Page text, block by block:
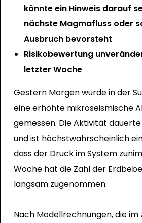
könnte ein Hinweis darauf
nächste Magmafluss oder
Ausbruch bevorsteht
Risikobewertung
letzter Woche
Gestern Morgen wurde in der
eine erhöhte mikroseismische
gemessen. Die Aktivität
und ist höchstwahrscheinlich
dass der Druck im System
Woche hat die Zahl der
langsam zugenommen.
Nach Modellrechnungen, die